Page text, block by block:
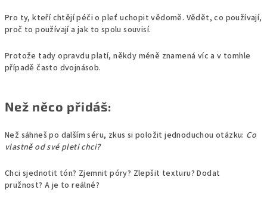
Pro ty, kteří chtějí péči o pleť uchopit vědomě. Vědět, co používají,
proč to používají a jak to spolu souvisí.
Protože tady opravdu platí, někdy méně znamená víc a v tomhle
případě často dvojnásob.
Než něco přidáš:
Než sáhneš po dalším séru, zkus si položit jednoduchou otázku: Co
vlastně od své pleti chci?
Chci sjednotit tón? Zjemnit póry? Zlepšit texturu? Dodat
pružnost? A je to reálné?